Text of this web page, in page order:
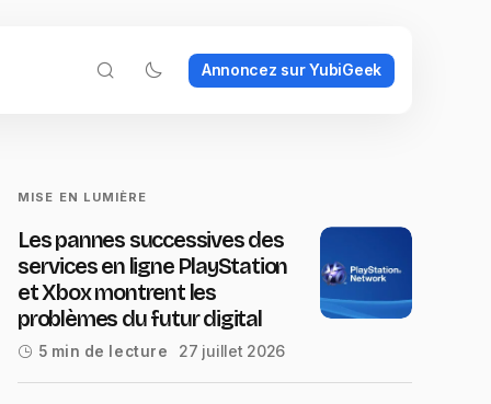
Annoncez sur YubiGeek
MISE EN LUMIÈRE
Les pannes successives des
services en ligne PlayStation
et Xbox montrent les
problèmes du futur digital
5 min de lecture 27 juillet 2026